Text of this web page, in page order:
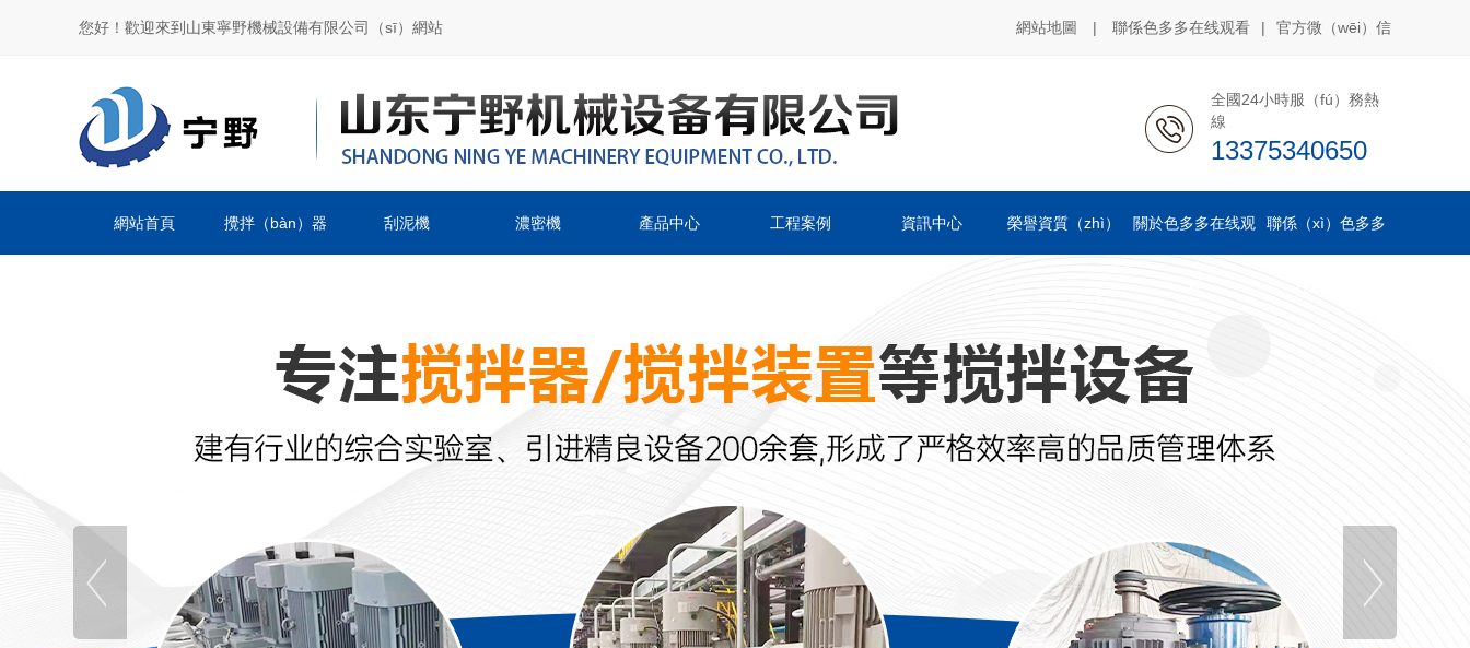
您好！歡迎來到山東寧野機械設備有限公司（sī）網站 網站地圖 | 聯係色多多在线观看 | 官方微（wēi）信
全國24小時服（fú）務熱
線
13375340650
網站首頁 攪拌（bàn）器 刮泥機 濃密機 產品中心 工程案例 資訊中心 榮譽資質（zhì） 關於色多多在线观 聯係（xì）色多多